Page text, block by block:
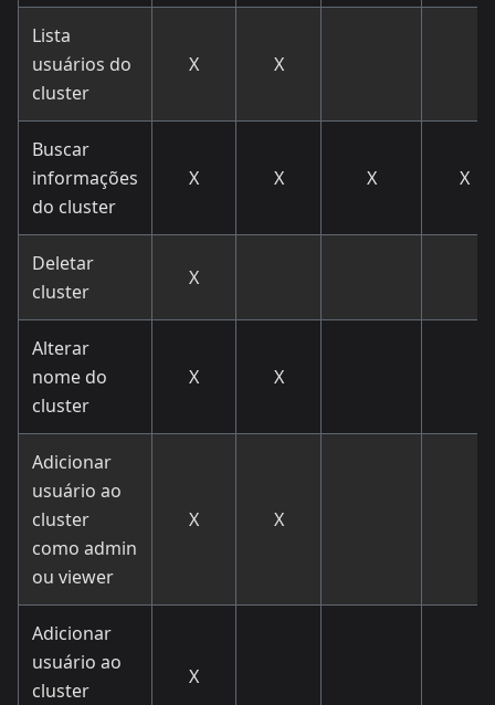
Lista
usuários do
cluster
X X
Buscar
informações
do cluster
X X X X
Deletar
cluster
X
Alterar
nome do
cluster
X X
Adicionar
usuário ao
cluster
como admin
ou viewer
X X
Adicionar
usuário ao
cluster
X